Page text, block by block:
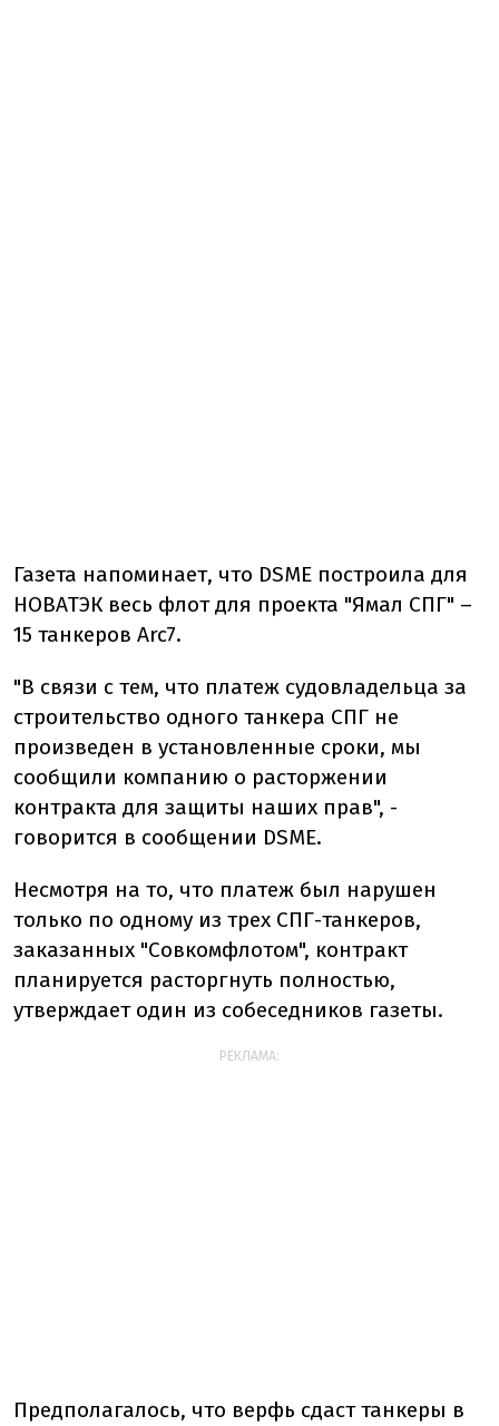
Газета напоминает, что DSME построила для
НОВАТЭК весь флот для проекта "Ямал СПГ" –
15 танкеров Arc7.
"В связи с тем, что платеж судовладельца за
строительство одного танкера СПГ не
произведен в установленные сроки, мы
сообщили компанию о расторжении
контракта для защиты наших прав", -
говорится в сообщении DSME.
Несмотря на то, что платеж был нарушен
только по одному из трех СПГ-танкеров,
заказанных "Совкомфлотом", контракт
планируется расторгнуть полностью,
утверждает один из собеседников газеты.
РЕКЛАМА:
Предполагалось, что верфь сдаст танкеры в